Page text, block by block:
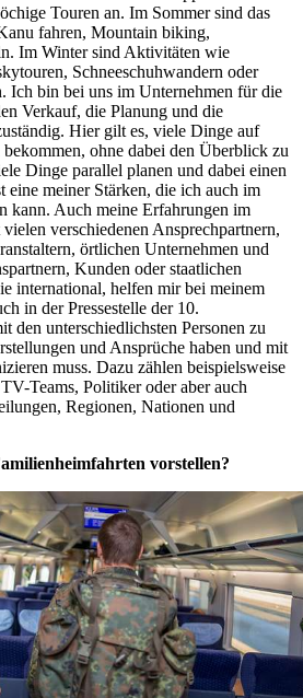
Touren an. Im Sommer sind das
fahren, Mountain biking,
Im Winter sind Aktivitäten wie
Schneeschuhwandern oder
Ich bin bei uns im Unternehmen für die
Verkauf, die Planung und die
Hier gilt es, viele Dinge auf
ohne dabei den Überblick zu
Dinge parallel planen und dabei einen
meiner Stärken, die ich auch im
kann. Auch meine Erfahrungen im
verschiedenen Ansprechpartnern,
örtlichen Unternehmen und
Kunden oder staatlichen
international, helfen mir bei meinem
in der Pressestelle der 10.
den unterschiedlichsten Personen zu
und Ansprüche haben und mit
muss. Dazu zählen beispielsweise
Teams, Politiker oder aber auch
Regionen, Nationen und
vorstellen?